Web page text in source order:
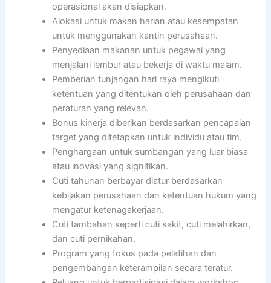
operasional akan disiapkan.
Alokasi untuk makan harian atau kesempatan
untuk menggunakan kantin perusahaan.
Penyediaan makanan untuk pegawai yang
menjalani lembur atau bekerja di waktu malam.
Pemberian tunjangan hari raya mengikuti
ketentuan yang ditentukan oleh perusahaan dan
peraturan yang relevan.
Bonus kinerja diberikan berdasarkan pencapaian
target yang ditetapkan untuk individu atau tim.
Penghargaan untuk sumbangan yang luar biasa
atau inovasi yang signifikan.
Cuti tahunan berbayar diatur berdasarkan
kebijakan perusahaan dan ketentuan hukum yang
mengatur ketenagakerjaan.
Cuti tambahan seperti cuti sakit, cuti melahirkan,
dan cuti pernikahan.
Program yang fokus pada pelatihan dan
pengembangan keterampilan secara teratur.